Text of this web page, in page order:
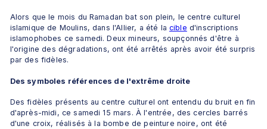
Alors que le mois du Ramadan bat son plein, le centre culturel
islamique de Moulins, dans l'Allier, a été la cible d'inscriptions
islamophobes ce samedi. Deux mineurs, soupçonnés d'être à
l'origine des dégradations, ont été arrêtés après avoir été surpris
par des fidèles.
Des symboles références de l'extrême droite
Des fidèles présents au centre culturel ont entendu du bruit en fin
d'après-midi, ce samedi 15 mars. À l'entrée, des cercles barrés
d'une croix, réalisés à la bombe de peinture noire, ont été